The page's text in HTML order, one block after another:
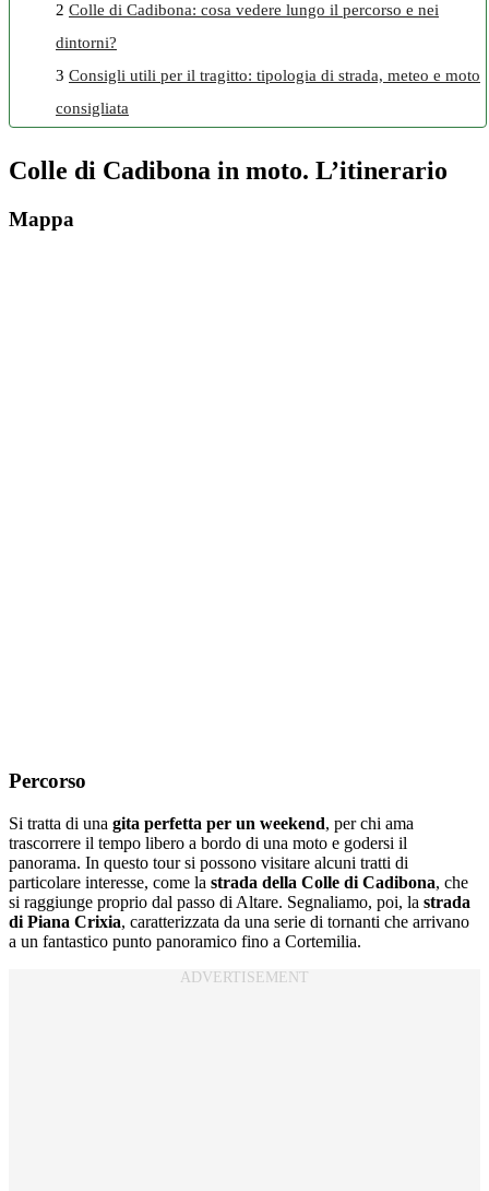
2 Colle di Cadibona: cosa vedere lungo il percorso e nei
dintorni?
3 Consigli utili per il tragitto: tipologia di strada, meteo e moto
consigliata
Colle di Cadibona in moto. L’itinerario
Mappa
Percorso
Si tratta di una gita perfetta per un weekend, per chi ama
trascorrere il tempo libero a bordo di una moto e godersi il
panorama. In questo tour si possono visitare alcuni tratti di
particolare interesse, come la strada della Colle di Cadibona, che
si raggiunge proprio dal passo di Altare. Segnaliamo, poi, la strada
di Piana Crixia, caratterizzata da una serie di tornanti che arrivano
a un fantastico punto panoramico fino a Cortemilia.